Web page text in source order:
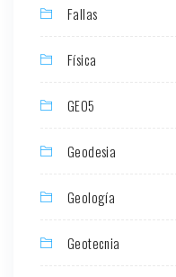
Fallas
Física
GEO5
Geodesia
Geología
Geotecnia